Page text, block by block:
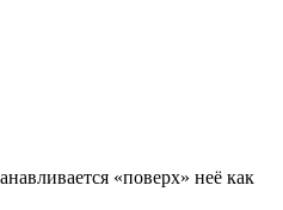
«поверх» неё как